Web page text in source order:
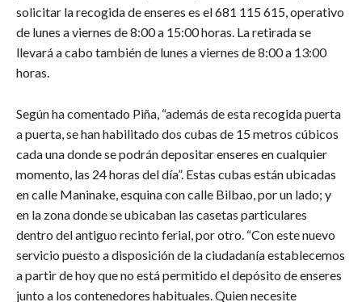
solicitar la recogida de enseres es el 681 115 615, operativo
de lunes a viernes de 8:00 a 15:00 horas. La retirada se
llevará a cabo también de lunes a viernes de 8:00 a 13:00
horas.
Según ha comentado Piña, “además de esta recogida puerta
a puerta, se han habilitado dos cubas de 15 metros cúbicos
cada una donde se podrán depositar enseres en cualquier
momento, las 24 horas del día”. Estas cubas están ubicadas
en calle Maninake, esquina con calle Bilbao, por un lado; y
en la zona donde se ubicaban las casetas particulares
dentro del antiguo recinto ferial, por otro. “Con este nuevo
servicio puesto a disposición de la ciudadanía establecemos
a partir de hoy que no está permitido el depósito de enseres
junto a los contenedores habituales. Quien necesite